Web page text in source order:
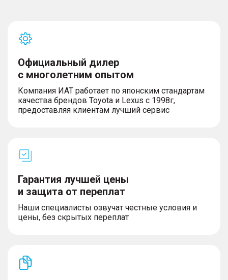
Официальный дилер
с многолетним опытом
Компания ИАТ работает по японским стандартам
качества брендов Toyota и Lexus с 1998г,
предоставляя клиентам лучший сервис
Гарантия лучшей цены
и защита от переплат
Наши специалисты озвучат честные условия и
цены, без скрытых переплат